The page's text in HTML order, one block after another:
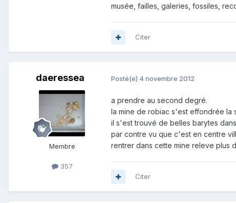
musée, failles, galeries, fossiles,
Citer
daeressea
Membre
357
Posté(e) 4 novembre 2012
a prendre au second degré.
la mine de robiac s'est effondrée la
il s'est trouvé de belles barytes
par contre vu que c'est en centre
rentrer dans cette mine releve plus
Citer